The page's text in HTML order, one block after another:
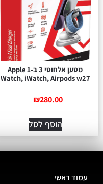
מטען אלחוטי 3 ב-1 Apple
Watch, iWatch, Airpods w27
₪280.00
הוסף לסל
עמוד ראשי